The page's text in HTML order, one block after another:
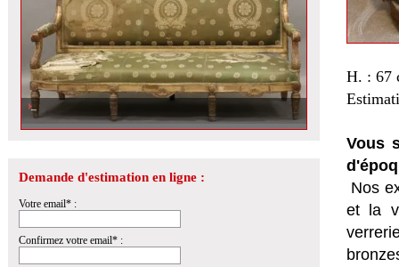
Demande d'estimation en ligne :
Votre email* :
Confirmez votre email* :
H. : 67
Vous
Nos
et la